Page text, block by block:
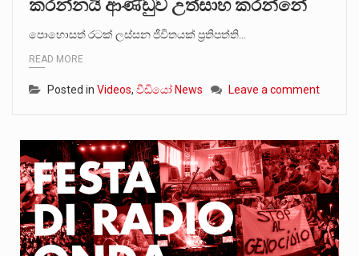
කරන්නයි ආණ්ඩුව උත්සාහ කරන්නේ
පොහොසත් රටක් ලස්සන ජීවිතයක් ප්‍රතිපත්ති…
READ MORE
Posted in Videos, වීඩියෝ News Leave a comment